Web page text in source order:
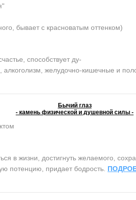
бывает с красноватым оттенком)
способствует ду-
желудочно-кишечные и
Бычий глаз
- камень физической и душевной силы -
в жизни, достигнуть желаемого,
потенцию, придает бодрость.